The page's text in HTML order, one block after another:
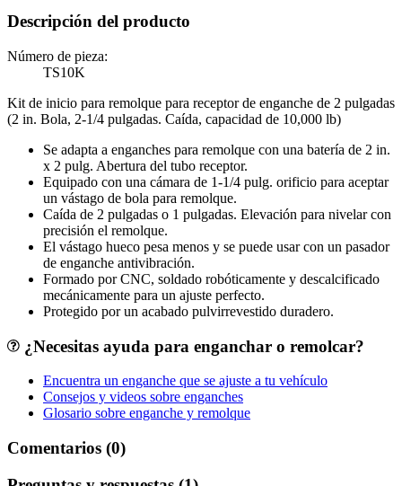
Descripción del producto
Número de pieza:
TS10K
Kit de inicio para remolque para receptor de enganche de 2 pulgadas
(2 in. Bola, 2-1/4 pulgadas. Caída, capacidad de 10,000 lb)
Se adapta a enganches para remolque con una batería de 2 in.
x 2 pulg. Abertura del tubo receptor.
Equipado con una cámara de 1-1/4 pulg. orificio para aceptar
un vástago de bola para remolque.
Caída de 2 pulgadas o 1 pulgadas. Elevación para nivelar con
precisión el remolque.
El vástago hueco pesa menos y se puede usar con un pasador
de enganche antivibración.
Formado por CNC, soldado robóticamente y descalcificado
mecánicamente para un ajuste perfecto.
Protegido por un acabado pulvirrevestido duradero.
¿Necesitas ayuda para enganchar o remolcar?
Encuentra un enganche que se ajuste a tu vehículo
Consejos y videos sobre enganches
Glosario sobre enganche y remolque
Comentarios (0)